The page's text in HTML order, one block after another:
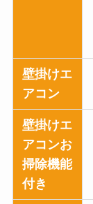
壁掛けエ
アコン
壁掛けエ
アコンお
掃除機能
付き